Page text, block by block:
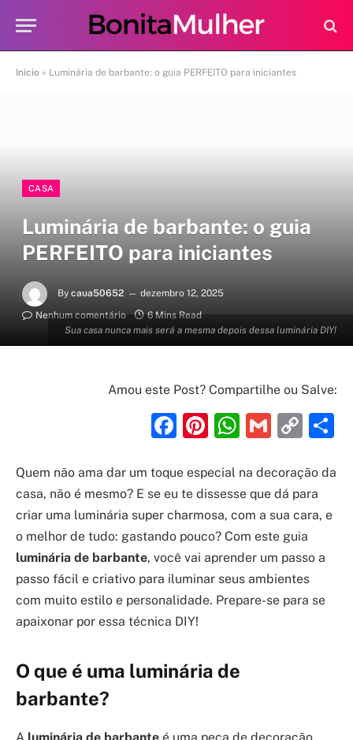
Início » Luminária de barbante: o guia PERFEITO para iniciantes
Sua casa nunca mais será a mesma depois dessa luminária DIY!
CASA
Luminária de barbante: o guia
PERFEITO para iniciantes
By caua50652
dezembro 12, 2025
Nenhum comentário
6 Mins Read
Amou este Post? Compartilhe ou Salve:
Facebook
Pinterest
Gmail
Quem não ama dar um toque especial na decoração da
casa, não é mesmo? E se eu te dissesse que dá para
criar uma luminária super charmosa, com a sua cara, e
o melhor de tudo: gastando pouco? Com este guia
luminária de barbante, você vai aprender um passo a
passo fácil e criativo para iluminar seus ambientes
com muito estilo e personalidade. Prepare-se para se
apaixonar por essa técnica DIY!
O que é uma luminária de
barbante?